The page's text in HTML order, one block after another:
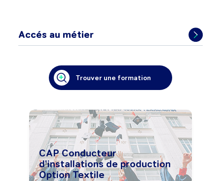
Accés au métier
Trouver une formation
CAP Conducteur
d'installations de production
Option Textile